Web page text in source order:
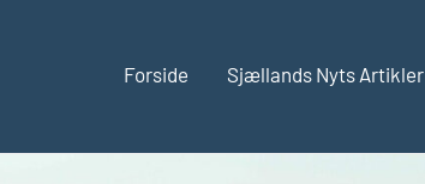
Forside Sjællands Nyts Artikler